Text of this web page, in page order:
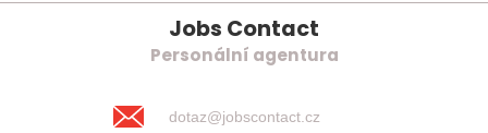
Jobs Contact
Personální agentura
dotaz@jobscontact.cz